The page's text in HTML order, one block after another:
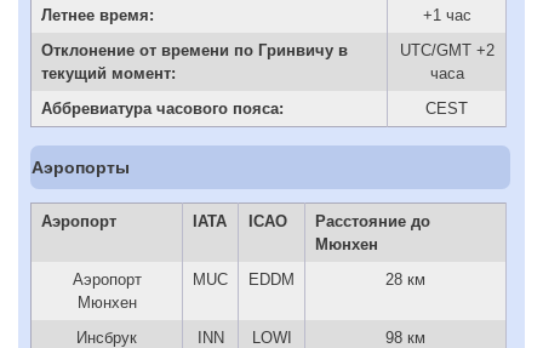
Летнее время:
+1 час
Отклонение от времени по Гринвичу в
текущий момент:
UTC/GMT +2
часа
Аббревиатура часового пояса:
CEST
Аэропорты
Аэропорт IATA ICAO
Расстояние до
Мюнхен
Аэропорт
Мюнхен
MUC EDDM 28 км
Инсбрук INN LOWI 98 км